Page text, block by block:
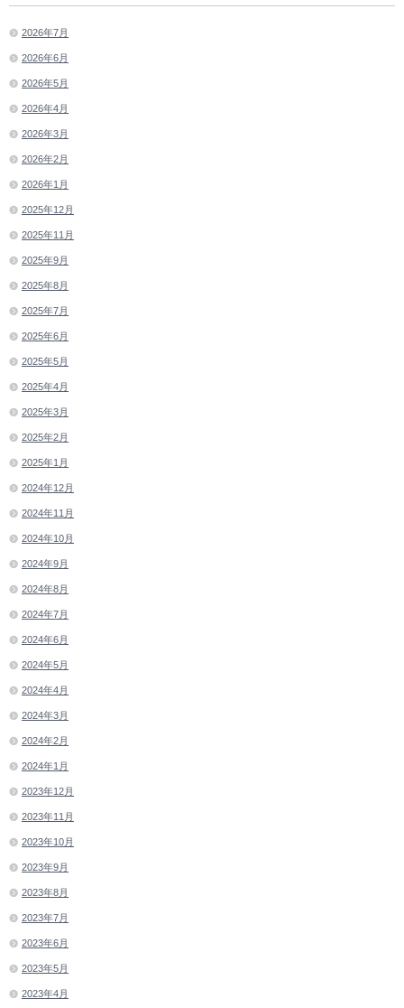
2026年7月
2026年6月
2026年5月
2026年4月
2026年3月
2026年2月
2026年1月
2025年12月
2025年11月
2025年9月
2025年8月
2025年7月
2025年6月
2025年5月
2025年4月
2025年3月
2025年2月
2025年1月
2024年12月
2024年11月
2024年10月
2024年9月
2024年8月
2024年7月
2024年6月
2024年5月
2024年4月
2024年3月
2024年2月
2024年1月
2023年12月
2023年11月
2023年10月
2023年9月
2023年8月
2023年7月
2023年6月
2023年5月
2023年4月